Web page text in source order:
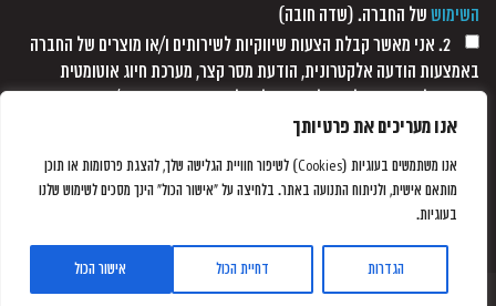
אנו מעריכים את פרטיותך
אנו משתמשים בעוגיות (Cookies) לשיפור חוויית הגלישה שלך, להצגת פרסומות או תוכן
מותאם אישית, ולניתוח התנועה באתר. בלחיצה על "אישור הכול" הינך מסכים לשימוש שלנו
בעוגיות.
הגדרות דחיית הכול אישור הכול
השימוש של החברה. (שדה חובה)
2. אני מאשר קבלת הצעות שיווקיות לשירותים ו/או מוצרים של החברה
באמצעות הודעה אלקטרונית, הודעת מסר קצר, מערכת חיוג אוטומטית
ופקסימיליה, וזאת כל עוד לא נתקבלה כל הודעה אחרת ממני/
Powered By BAROSH